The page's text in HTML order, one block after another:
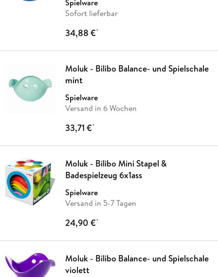
Spielware
Sofort lieferbar
34,88 €*
Moluk - Bilibo Balance- und Spielschale
mint
Spielware
Versand in 6 Wochen
33,71 €*
Moluk - Bilibo Mini Stapel &
Badespielzeug 6x1ass
Spielware
Versand in 5-7 Tagen
24,90 €*
Moluk - Bilibo Balance- und Spielschale
violett